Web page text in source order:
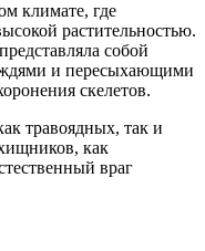
климате, где
растительностью.
собой
и пересыхающими
скелетов.
травоядных, так и
как
враг